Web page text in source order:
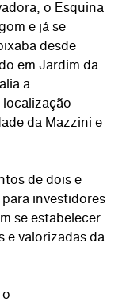
o Esquina
e já se
desde
em Jardim da
a
da Mazzini e
de dois e
investidores
se estabelecer
e valorizadas da
o